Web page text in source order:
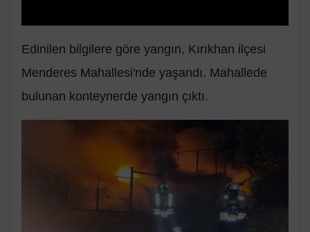
Edinilen bilgilere göre yangın, Kırıkhan ilçesi
Menderes Mahallesi'nde yaşandı. Mahallede
bulunan konteynerde yangın çıktı.